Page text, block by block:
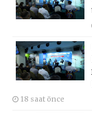
18 saat önce